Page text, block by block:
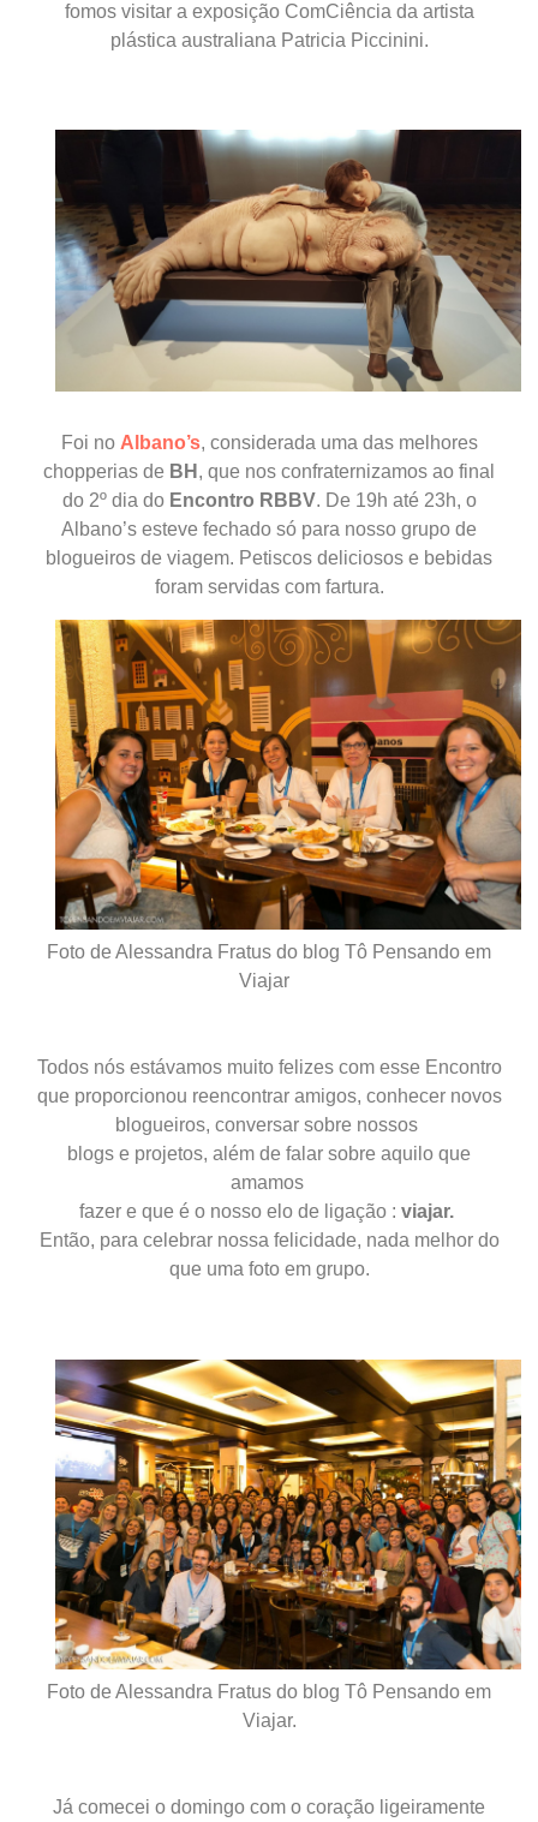
fomos visitar a exposição ComCiência da artista
plástica australiana Patricia Piccinini.
Foi no Albano’s, considerada uma das melhores
chopperias de BH , que nos confraternizamos ao final
do 2º dia do Encontro RBBV. De 19h até 23h, o
Albano’s esteve fechado só para nosso grupo de
blogueiros de viagem. Petiscos deliciosos e bebidas
foram servidas com fartura.
Foto de Alessandra Fratus do blog Tô Pensando em
Viajar
Todos nós estávamos muito felizes com esse Encontro
que proporcionou reencontrar amigos, conhecer novos
blogueiros, conversar sobre nossos
blogs e projetos, além de falar sobre aquilo que
amamos
fazer e que é o nosso elo de ligação : viajar.
Então, para celebrar nossa felicidade, nada melhor do
que uma foto em grupo.
Foto de Alessandra Fratus do blog Tô Pensando em
Viajar.
Já comecei o domingo com o coração ligeiramente